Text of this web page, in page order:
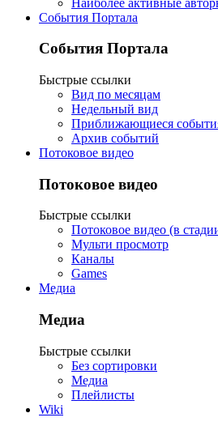
События Портала
События Портала
Быстрые ссылки
Вид по месяцам
Недельный вид
Приближающиеся
Архив событий
Потоковое видео
Потоковое видео
Быстрые ссылки
Потоковое видео (в
Мульти просмотр
Каналы
Games
Медиа
Медиа
Быстрые ссылки
Без сортировки
Медиа
Плейлисты
Wiki